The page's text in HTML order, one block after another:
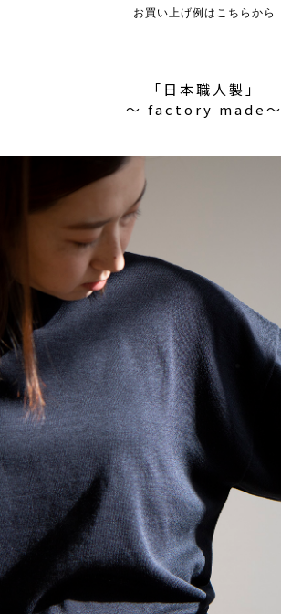
お買い上げ例はこちらから
「日本職人製」
〜 factory made〜